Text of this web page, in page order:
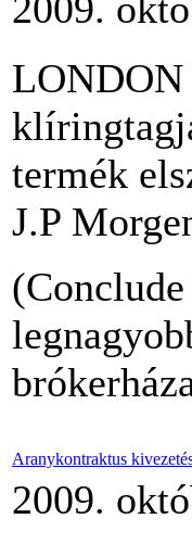
LONDON
termék
J.P
Aranykontraktus
2009.